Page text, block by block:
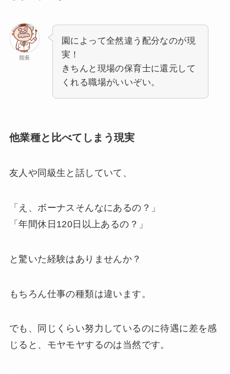
院長
園によって全然違う配分なのが現
実！
きちんと現場の保育士に還元して
くれる職場がいいぞい。
他業種と比べてしまう現実
友人や同級生と話していて、
「え、ボーナスそんなにあるの？」
「年間休日120日以上あるの？」
と驚いた経験はありませんか？
もちろん仕事の種類は違います。
でも、同じくらい努力しているのに待遇に差を感
じると、モヤモヤするのは当然です。